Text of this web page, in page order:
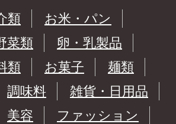
類
お米・パン
菜類
卵・乳製品
類 お菓子
麺類
調味料
雑貨・日用品
美容
ファッション